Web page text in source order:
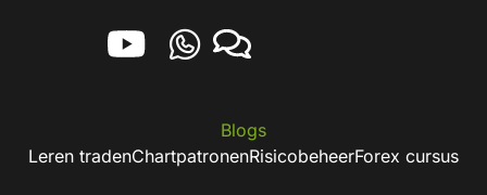
Blogs
Leren tradenChartpatronenRisicobeheerForex cursus